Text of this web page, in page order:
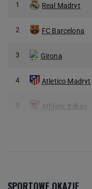
1 Real Madryt
2 FC Barcelona
3 Girona
4 Atletico Madryt
5 Athletic Bilbao